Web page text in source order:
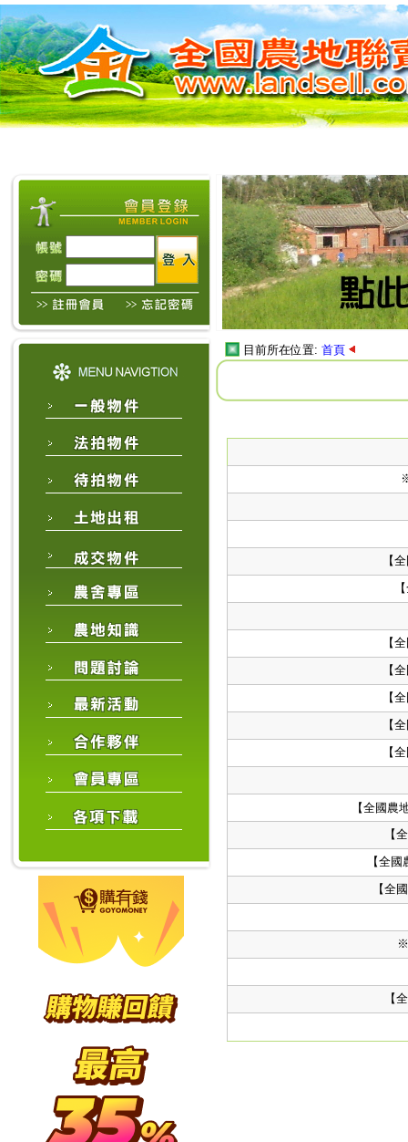
目前所在位置: 首頁
【
【
【
【
【
【
【全國
【
【全
【全
※
【